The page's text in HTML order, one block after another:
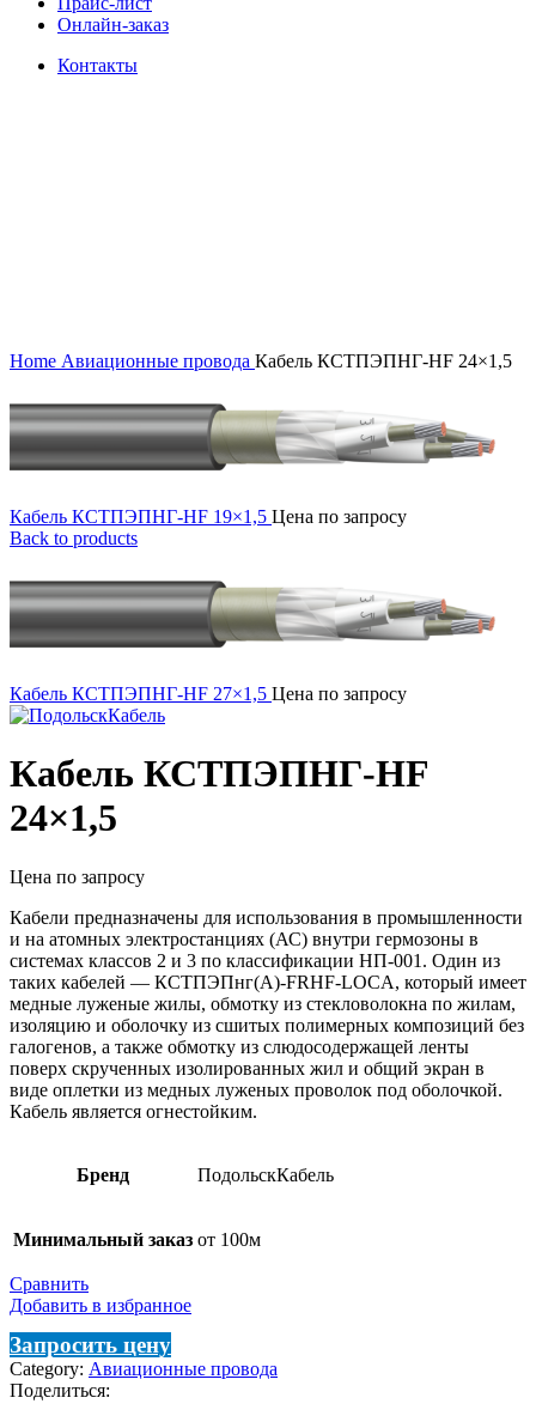
Онлайн-заказ
Контакты
Home Авиационные провода Кабель КСТПЭПНГ-HF 24×1,5
Кабель КСТПЭПНГ-HF 19×1,5 Цена по запросу
Back to products
Кабель КСТПЭПНГ-HF 27×1,5 Цена по запросу
Кабель КСТПЭПНГ-HF
24×1,5
Цена по запросу
Кабели предназначены для использования в промышленности
и на атомных электростанциях (АС) внутри гермозоны в
системах классов 2 и 3 по классификации НП-001. Один из
таких кабелей — КСТПЭПнг(А)-FRHF-LOCA, который имеет
медные луженые жилы, обмотку из стекловолокна по жилам,
изоляцию и оболочку из сшитых полимерных композиций без
галогенов, а также обмотку из слюдосодержащей ленты
поверх скрученных изолированных жил и общий экран в
виде оплетки из медных луженых проволок под оболочкой.
Кабель является огнестойким.
Бренд ПодольскКабель
Минимальный заказ от 100м
Сравнить
Добавить в избранное
Запросить цену
Category: Авиационные провода
Поделиться: